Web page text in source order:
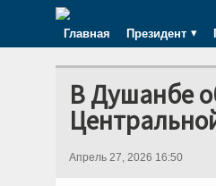
Главная Президент
В Душанбе
Апрель 27, 2026 16:50